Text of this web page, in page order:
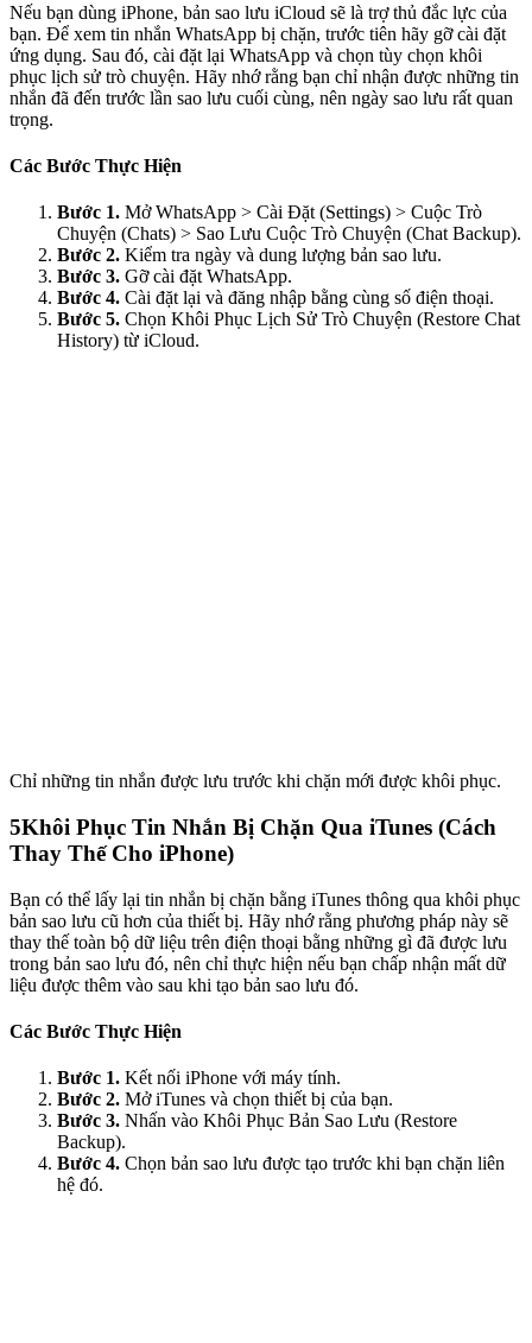
Nếu bạn dùng iPhone, bản sao lưu iCloud sẽ là trợ thủ đắc lực của
bạn. Để xem tin nhắn WhatsApp bị chặn, trước tiên hãy gỡ cài đặt
ứng dụng. Sau đó, cài đặt lại WhatsApp và chọn tùy chọn khôi
phục lịch sử trò chuyện. Hãy nhớ rằng bạn chỉ nhận được những tin
nhắn đã đến trước lần sao lưu cuối cùng, nên ngày sao lưu rất quan
trọng.
Các Bước Thực Hiện
Bước 1. Mở WhatsApp > Cài Đặt (Settings) > Cuộc Trò
Chuyện (Chats) > Sao Lưu Cuộc Trò Chuyện (Chat Backup).
Bước 2. Kiểm tra ngày và dung lượng bản sao lưu.
Bước 3. Gỡ cài đặt WhatsApp.
Bước 4. Cài đặt lại và đăng nhập bằng cùng số điện thoại.
Bước 5. Chọn Khôi Phục Lịch Sử Trò Chuyện (Restore Chat
History) từ iCloud.
Chỉ những tin nhắn được lưu trước khi chặn mới được khôi phục.
5Khôi Phục Tin Nhắn Bị Chặn Qua iTunes (Cách
Thay Thế Cho iPhone)
Bạn có thể lấy lại tin nhắn bị chặn bằng iTunes thông qua khôi phục
bản sao lưu cũ hơn của thiết bị. Hãy nhớ rằng phương pháp này sẽ
thay thế toàn bộ dữ liệu trên điện thoại bằng những gì đã được lưu
trong bản sao lưu đó, nên chỉ thực hiện nếu bạn chấp nhận mất dữ
liệu được thêm vào sau khi tạo bản sao lưu đó.
Các Bước Thực Hiện
Bước 1. Kết nối iPhone với máy tính.
Bước 2. Mở iTunes và chọn thiết bị của bạn.
Bước 3. Nhấn vào Khôi Phục Bản Sao Lưu (Restore
Backup).
Bước 4. Chọn bản sao lưu được tạo trước khi bạn chặn liên
hệ đó.